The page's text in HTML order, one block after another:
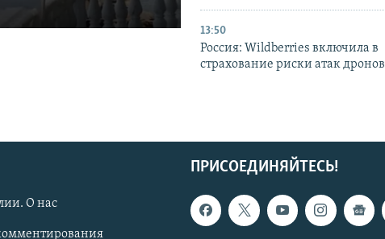
13:50
Россия: Wildberries включила в
страхование риски атак дронов
ПРИСОЕДИНЯЙТЕСЬ!
О нас